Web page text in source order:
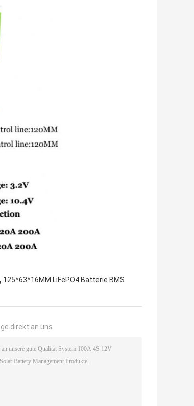
, 125*63*16MM LiFePO4 Batterie BMS
direkt an uns